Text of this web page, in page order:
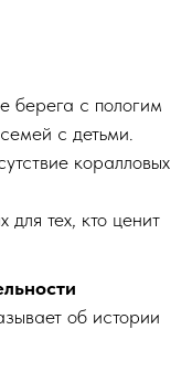
берега с пологим
с детьми.
коралловых
для тех, кто ценит
об истории